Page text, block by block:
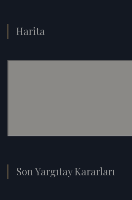
Harita
Son Yargıtay Kararları